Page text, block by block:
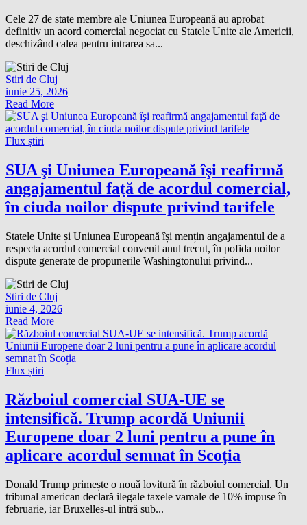
Cele 27 de state membre ale Uniunea Europeană au aprobat
definitiv un acord comercial negociat cu Statele Unite ale Americii,
deschizând calea pentru intrarea sa...
Stiri de Cluj
iunie 25, 2026
Read More
Flux știri
SUA şi Uniunea Europeană îşi reafirmă
angajamentul faţă de acordul comercial,
în ciuda noilor dispute privind tarifele
Statele Unite și Uniunea Europeană își mențin angajamentul de a
respecta acordul comercial convenit anul trecut, în pofida noilor
dispute generate de propunerile Washingtonului privind...
Stiri de Cluj
iunie 4, 2026
Read More
Flux știri
Războiul comercial SUA-UE se
intensifică. Trump acordă Uniunii
Europene doar 2 luni pentru a pune în
aplicare acordul semnat în Scoția
Donald Trump primește o nouă lovitură în războiul comercial. Un
tribunal american declară ilegale taxele vamale de 10% impuse în
februarie, iar Bruxelles-ul intră sub...